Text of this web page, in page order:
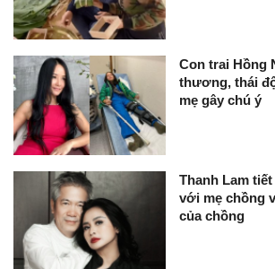
Con trai Hồng
thương, thái
mẹ gây chú ý
Thanh Lam
với mẹ chồng
của chồng